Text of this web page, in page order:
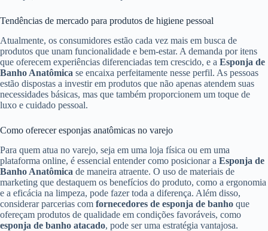
Tendências de mercado para produtos de higiene pessoal
Atualmente, os consumidores estão cada vez mais em busca de
produtos que unam funcionalidade e bem-estar. A demanda por itens
que oferecem experiências diferenciadas tem crescido, e a Esponja de
Banho Anatômica se encaixa perfeitamente nesse perfil. As pessoas
estão dispostas a investir em produtos que não apenas atendem suas
necessidades básicas, mas que também proporcionem um toque de
luxo e cuidado pessoal.
Como oferecer esponjas anatômicas no varejo
Para quem atua no varejo, seja em uma loja física ou em uma
plataforma online, é essencial entender como posicionar a Esponja de
Banho Anatômica de maneira atraente. O uso de materiais de
marketing que destaquem os benefícios do produto, como a ergonomia
e a eficácia na limpeza, pode fazer toda a diferença. Além disso,
considerar parcerias com fornecedores de esponja de banho que
ofereçam produtos de qualidade em condições favoráveis, como
esponja de banho atacado, pode ser uma estratégia vantajosa.